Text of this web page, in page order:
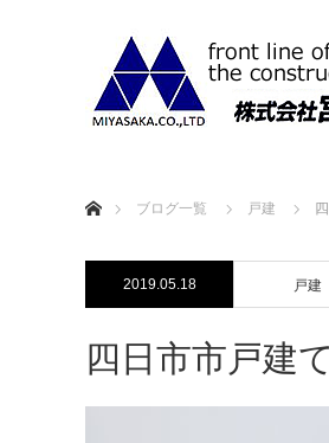
ブログ一覧
戸建
2019.05.18 戸建
四日市市戸建